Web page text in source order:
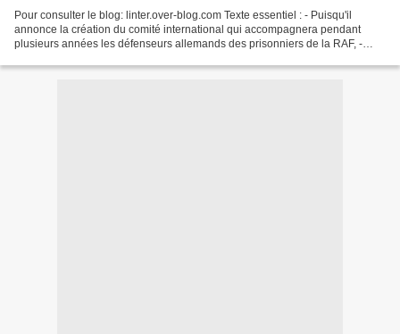
Pour consulter le blog: linter.over-blog.com Texte essentiel : - Puisqu'il
annonce la création du comité international qui accompagnera pendant
plusieurs années les défenseurs allemands des prisonniers de la RAF, -